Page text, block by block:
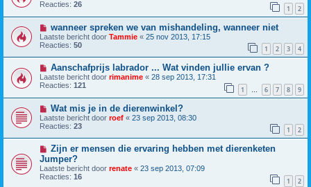
Reacties: 26 1 2
wanneer spreken we van mishandeling, wanneer niet
Laatste bericht door Tammie « 25 nov 2013, 17:15
Reacties: 50 1 2 3 4
Aanschafprijs labrador ... Wat vinden jullie ervan ?
Laatste bericht door rimanime « 28 sep 2013, 17:31
Reacties: 121 1 … 6 7 8 9
Wat mis je in de dierenwinkel?
Laatste bericht door roef « 23 sep 2013, 08:30
Reacties: 23 1 2
Zijn er mensen die ervaring hebben met dierenketen
Jumper?
Laatste bericht door renate « 23 sep 2013, 07:09
Reacties: 16 1 2